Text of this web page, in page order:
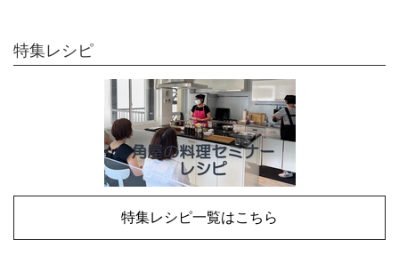
特集レシピ
特集レシピ一覧はこちら